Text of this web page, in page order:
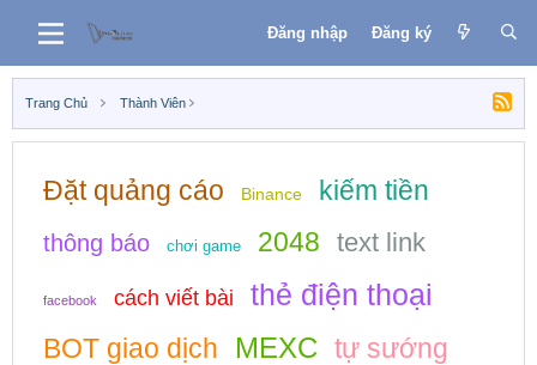
Đăng nhập Đăng ký
Trang Chủ Thành Viên
Đặt quảng cáo Binance kiếm tiền
thông báo chơi game 2048 text link
facebook cách viết bài thẻ điện thoại
BOT giao dịch MEXC tự sướng